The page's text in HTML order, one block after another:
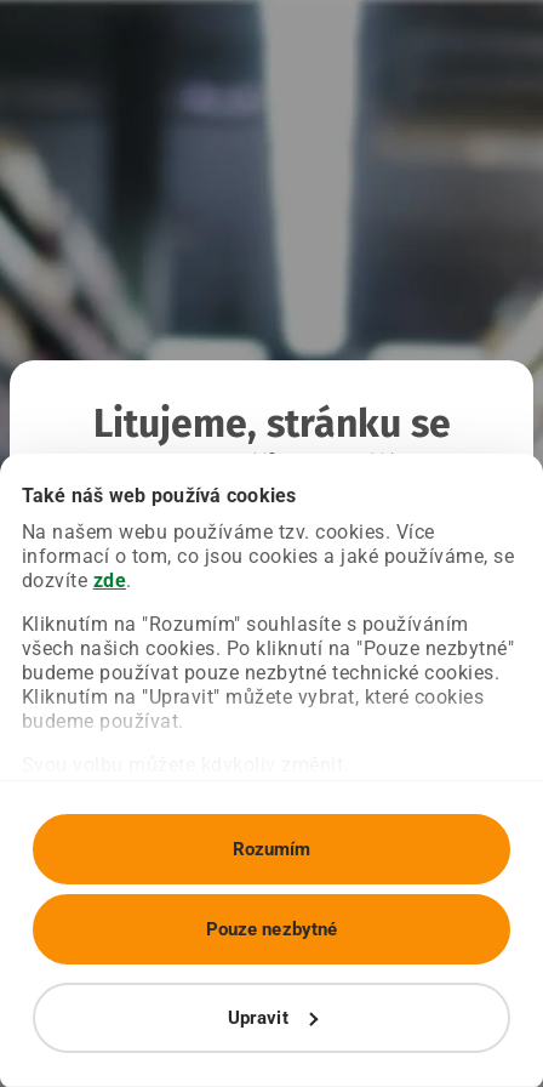
Také náš web používá cookies
Na našem webu používáme tzv. cookies. Více
informací o tom, co jsou cookies a jaké používáme, se
dozvíte zde.
Kliknutím na "Rozumím" souhlasíte s používáním
všech našich cookies. Po kliknutí na "Pouze nezbytné"
budeme používat pouze nezbytné technické cookies.
Kliknutím na "Upravit" můžete vybrat, které cookies
budeme používat.
Rozumím
Upravit
Pouze nezbytné
Litujeme, stránku se
Chyba nastala na naší straně a už ji opravujeme.
Zkuste prosím znovu načíst požadovanou stránku.
Obnovit stránku Úvodní strana